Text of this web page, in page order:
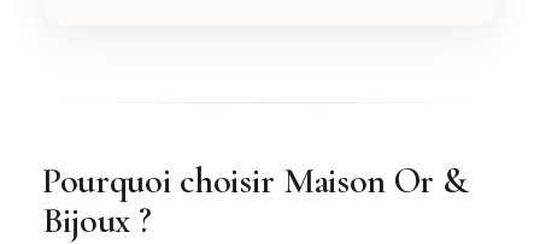
Pourquoi choisir Maison Or &
Bijoux ?